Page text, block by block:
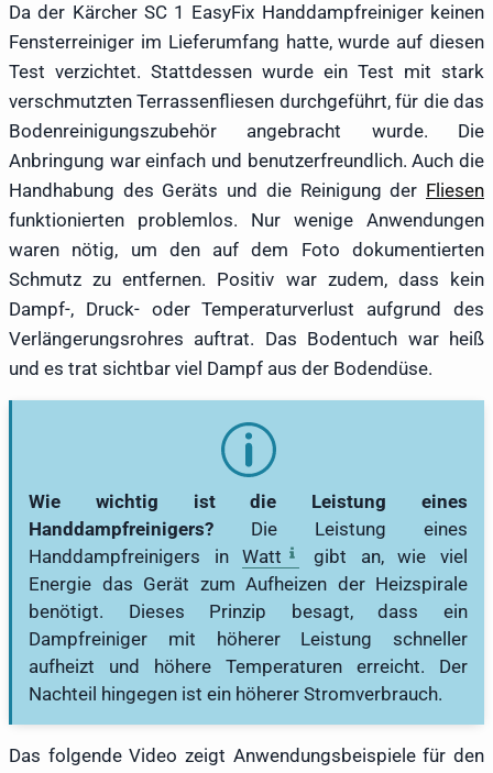
Da der Kärcher SC 1 EasyFix Handdampfreiniger keinen
Fensterreiniger im Lieferumfang hatte, wurde auf diesen
Test verzichtet. Stattdessen wurde ein Test mit stark
verschmutzten Terrassenfliesen durchgeführt, für die das
Bodenreinigungszubehör angebracht wurde. Die
Anbringung war einfach und benutzerfreundlich. Auch die
Handhabung des Geräts und die Reinigung der Fliesen
funktionierten problemlos. Nur wenige Anwendungen
waren nötig, um den auf dem Foto dokumentierten
Schmutz zu entfernen. Positiv war zudem, dass kein
Dampf-, Druck- oder Temperaturverlust aufgrund des
Verlängerungsrohres auftrat. Das Bodentuch war heiß
und es trat sichtbar viel Dampf aus der Bodendüse.
Wie wichtig ist die Leistung eines
Handdampfreinigers? Die Leistung eines
Handdampfreinigers inWatt
gibt an, wie viel
Energie das Gerät zum Aufheizen der Heizspirale
benötigt. Dieses Prinzip besagt, dass ein
Dampfreiniger mit höherer Leistung schneller
aufheizt und höhere Temperaturen erreicht. Der
Nachteil hingegen ist ein höherer Stromverbrauch.
Das folgende Video zeigt Anwendungsbeispiele für den